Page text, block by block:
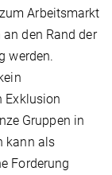
Arbeitsmarkt
den Rand der
werden.
Exklusion
Gruppen in
kann als
Forderung